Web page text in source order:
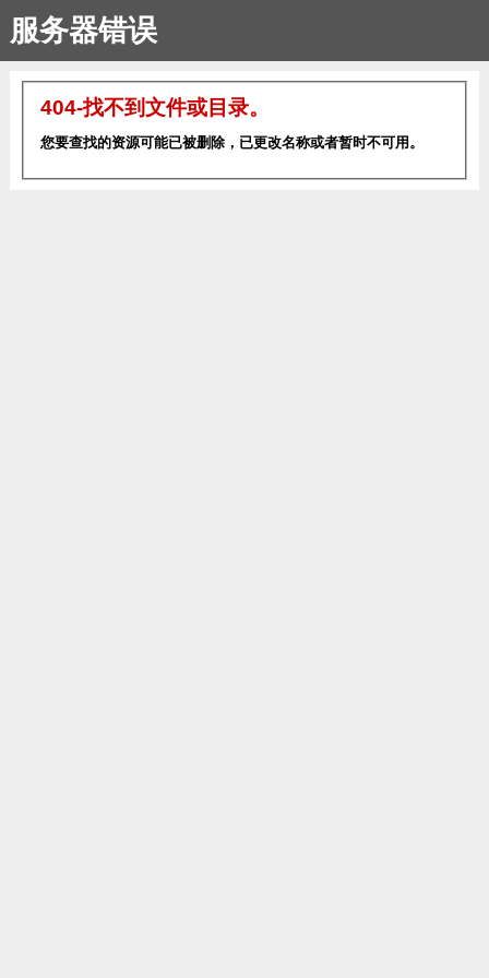
服务器错误
404-找不到文件或目录。
您要查找的资源可能已被删除，已更改名称或者暂时不可用。